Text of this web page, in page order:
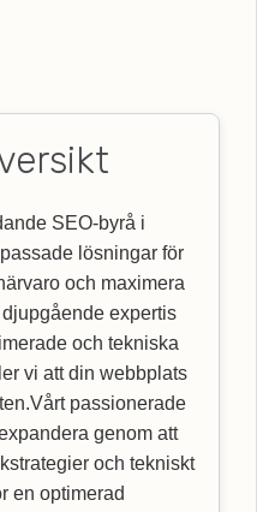
SEO-byrå i
lösningar för
och maximera
expertis
och tekniska
vi att din webbplats
passionerade
genom att
och tekniskt
en optimerad